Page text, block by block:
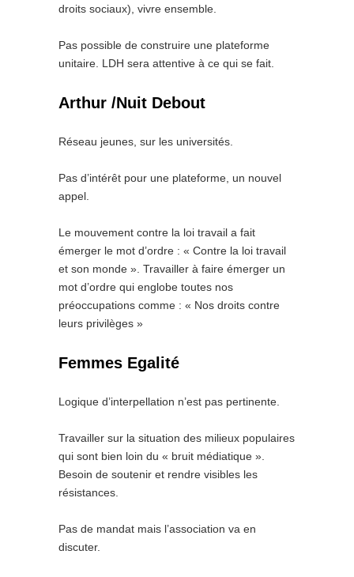
droits sociaux), vivre ensemble.
Pas possible de construire une plateforme
unitaire. LDH sera attentive à ce qui se fait.
Arthur /Nuit Debout
Réseau jeunes, sur les universités.
Pas d’intérêt pour une plateforme, un nouvel
appel.
Le mouvement contre la loi travail a fait
émerger le mot d’ordre : « Contre la loi travail
et son monde ». Travailler à faire émerger un
mot d’ordre qui englobe toutes nos
préoccupations comme : « Nos droits contre
leurs privilèges »
Femmes Egalité
Logique d’interpellation n’est pas pertinente.
Travailler sur la situation des milieux populaires
qui sont bien loin du « bruit médiatique ».
Besoin de soutenir et rendre visibles les
résistances.
Pas de mandat mais l’association va en
discuter.